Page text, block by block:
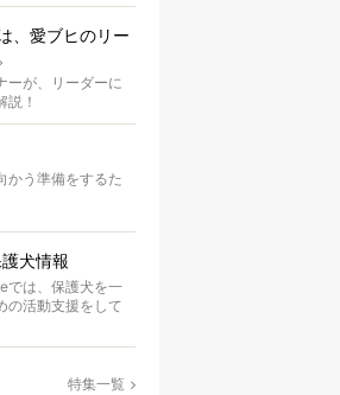
、愛ブヒのリー
ーが、リーダーに
説！
かう準備をするた
犬情報
では、保護犬を一
の活動支援をして
特集一覧